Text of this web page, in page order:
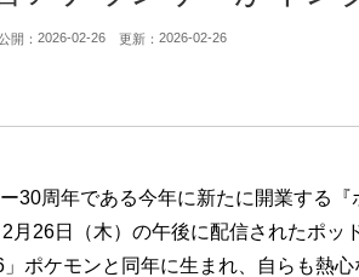
開： 2026-02-26 更新： 2026-02-26
30周年である今年に新たに開業する
月26日（木）の午後に配信されたポッ
ポケモンと同年に生まれ、自らも熱